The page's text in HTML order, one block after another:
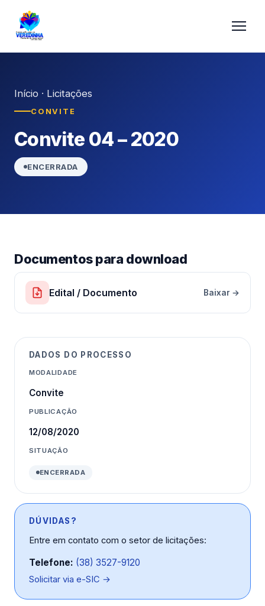
Início · Licitações
CONVITE
Convite 04 – 2020
ENCERRADA
Documentos para download
Edital / Documento Baixar →
DADOS DO PROCESSO
MODALIDADE
Convite
PUBLICAÇÃO
12/08/2020
SITUAÇÃO
ENCERRADA
DÚVIDAS?
Entre em contato com o setor de licitações:
Telefone: (38) 3527-9120
Solicitar via e-SIC →